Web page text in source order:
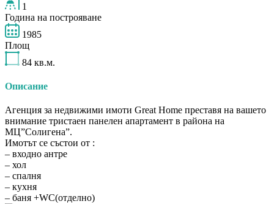
1
Година на построяване
1985
Площ
84 кв.м.
Описание
Агенция за недвижими имоти Great Home преставя на вашето
внимание тристаен панелен апартамент в района на
МЦ”Солигена”.
Имотът се състои от :
– входно антре
– хол
– спалня
– кухня
– баня +WC(отделно)